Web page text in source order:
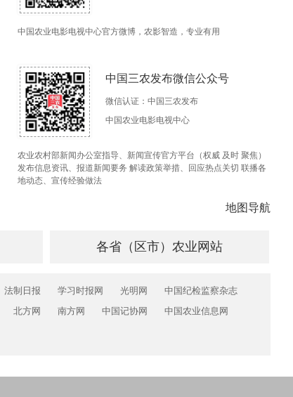
中国农业电影电视中心官方微博，农影智造，专业有用
中国三农发布微信公众号
微信认证：中国三农发布
中国农业电影电视中心
农业农村部新闻办公室指导、新闻宣传官方平台（权威 及时 聚焦）
发布信息资讯、报道新闻要务 解读政策举措、回应热点关切 联播各
地动态、宣传经验做法
地图导航
各省（区市）农业网站
法制日报 学习时报网 光明网
中国纪检监察杂志
北方网 南方网 中国记协网
中国农业信息网